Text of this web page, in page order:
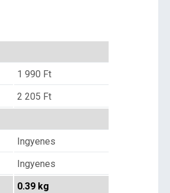
1 990 Ft
2 205 Ft
Ingyenes
Ingyenes
0.39 kg